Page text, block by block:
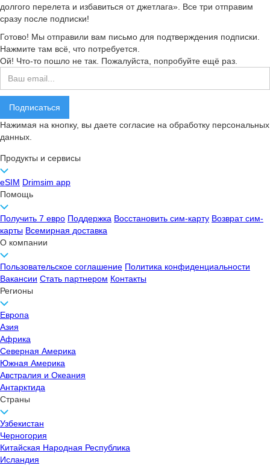
долгого перелета и избавиться от джетлага». Все три отправим
сразу после подписки!
Готово! Мы отправили вам письмо для подтверждения подписки.
Нажмите там всё, что потребуется.
Ой! Что-то пошло не так. Пожалуйста, попробуйте ещё раз.
Нажимая на кнопку, вы даете согласие на обработку персональных
данных.
Продукты и сервисы
eSIM Drimsim app
Помощь
Получить 7 евро Поддержка Восстановить сим-карту Возврат сим-
карты Всемирная доставка
О компании
Пользовательское соглашение Политика конфиденциальности
Вакансии Стать партнером Контакты
Регионы
Европа
Азия
Африка
Северная Америка
Южная Америка
Австралия и Океания
Антарктида
Страны
Узбекистан
Черногория
Китайская Народная Республика
Исландия